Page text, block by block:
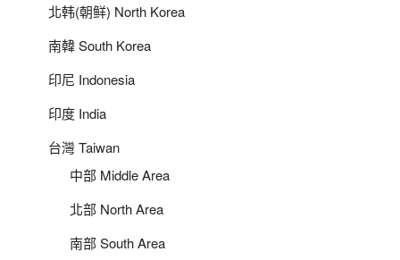
北韩(朝鲜) North Korea
南韓 South Korea
印尼 Indonesia
印度 India
台灣 Taiwan
中部 Middle Area
北部 North Area
南部 South Area